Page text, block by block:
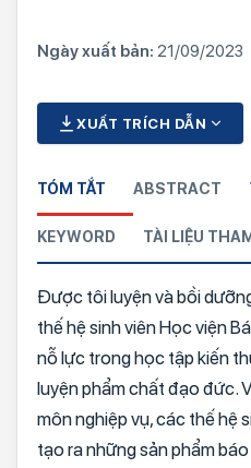
Ngày xuất bản: 21/09/2023
XUẤT TRÍCH DẪN
TÓM TẮT ABSTRACT
KEYWORD TÀI LIỆU
Được tôi luyện và bồi
thế hệ sinh viên Học viện
nỗ lực trong học tập kiến
luyện phẩm chất đạo đức.
môn nghiệp vụ, các thế hệ
tạo ra những sản phẩm